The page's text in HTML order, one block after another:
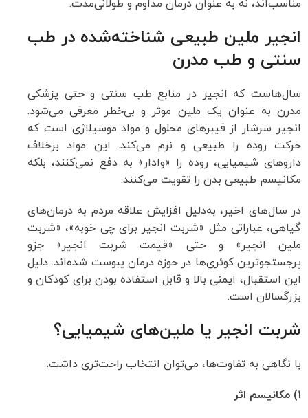
مناسب‌اند، نه به عنوان درمان مداوم و طولانی‌مدت.
انجیر ملین طبیعی شناخته‌شده در طب
سنتی و طب مدرن
سال‌هاست که انجیر در منابع طب سنتی و حتی پزشکی
مدرن به عنوان یک ملین موثر و بی‌خطر معرفی می‌شود.
انجیر سرشار از فیبرهای محلول و مواد موسیلاژی است که
حرکت روده را طبیعی و نرم می‌کند. این مواد برخلاف
داروهای شیمیایی، روده را «وادار» به دفع نمی‌کنند، بلکه
مکانیسم طبیعی بدن را تقویت می‌کنند.
در سال‌های اخیر، به‌دلیل افزایش علاقه مردم به درمان‌های
گیاهی، عباراتی مثل «شربت انجیر برای چی خوبه»، «شربت
ملین انجیر» و حتی «قیمت شربت انجیر» جزو
پرجستجوترین کوئری‌ها در حوزه درمان یبوست شده‌اند. دلیل
این استقبال، ایمنی بالا و قابل استفاده بودن برای کودکان و
بزرگسالان است.
شربت انجیر یا ملین‌های شیمیایی؟
با نگاهی به تفاوت‌ها، می‌توان انتخاب راحت‌تری داشت:
۱) مکانیسم اثر